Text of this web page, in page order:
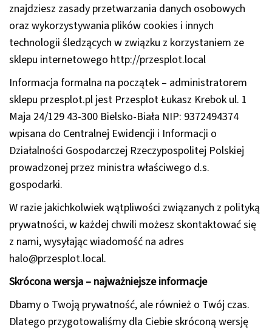
znajdziesz zasady przetwarzania danych osobowych
oraz wykorzystywania plików cookies i innych
technologii śledzących w związku z korzystaniem ze
sklepu internetowego http://przesplot.local
Informacja formalna na początek – administratorem
sklepu przesplot.pl jest Przesplot Łukasz Krebok ul. 1
Maja 24/129 43-300 Bielsko-Biała NIP: 9372494374
wpisana do Centralnej Ewidencji i Informacji o
Działalności Gospodarczej Rzeczypospolitej Polskiej
prowadzonej przez ministra właściwego d.s.
gospodarki.
W razie jakichkolwiek wątpliwości związanych z polityką
prywatności, w każdej chwili możesz skontaktować się
z nami, wysyłając wiadomość na adres
halo@przesplot.local.
Skrócona wersja – najważniejsze informacje
Dbamy o Twoją prywatność, ale również o Twój czas.
Dlatego przygotowaliśmy dla Ciebie skróconą wersję